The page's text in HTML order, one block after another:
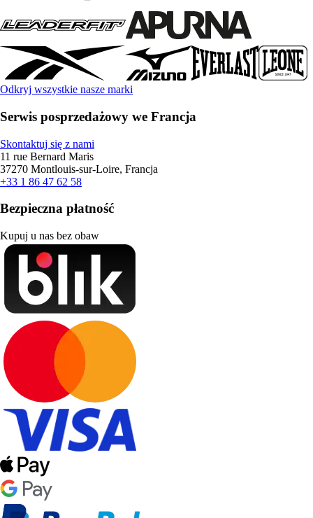
Odkryj wszystkie nasze marki
Serwis posprzedażowy we Francja
Skontaktuj się z nami
11 rue Bernard Maris
37270 Montlouis-sur-Loire, Francja
+33 1 86 47 62 58
Bezpieczna płatność
Kupuj u nas bez obaw